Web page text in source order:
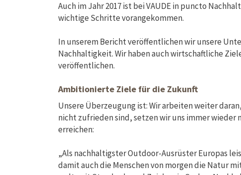
Auch im Jahr 2017 ist bei VAUDE in puncto
wichtige Schritte vorangekommen.
In unserem Bericht veröffentlichen wir unsere
Nachhaltigkeit. Wir haben auch wirtschaftliche
veröffentlichen.
Ambitionierte Ziele für die Zukunft
Unsere Überzeugung ist: Wir arbeiten weiter
nicht zufrieden sind, setzen wir uns immer wieder
erreichen:
„Als nachhaltigster Outdoor-Ausrüster Europas
damit auch die Menschen von morgen die Natur